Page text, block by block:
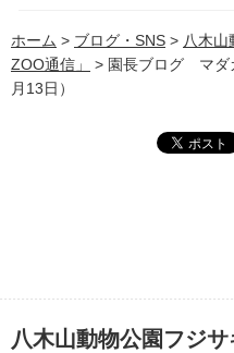
ホーム > ブログ・SNS > 八木山
ZOO通信」
> 園長ブログ マダ
月13日）
八木山動物公園フジ